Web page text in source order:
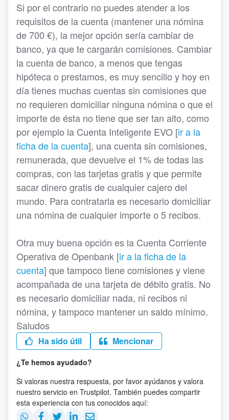
Si por el contrario no puedes atender a los
requisitos de la cuenta (mantener una nómina
de 700 €), la mejor opción sería cambiar de
banco, ya que te cargarán comisiones. Cambiar
la cuenta de banco, a menos que tengas
hipóteca o prestamos, es muy sencillo y hoy en
día tienes muchas cuentas sin comisiones que
no requieren domiciliar ninguna nómina o que el
importe de ésta no tiene que ser tan alto, como
por ejemplo la Cuenta Inteligente EVO [ir a la
ficha de la cuenta], una cuenta sin comisiones,
remunerada, que devuelve el 1% de todas las
compras, con las tarjetas gratis y que permite
sacar dinero gratis de cualquier cajero del
mundo. Para contratarla es necesario domiciliar
una nómina de cualquier importe o 5 recibos.
Otra muy buena opción es la Cuenta Corriente
Operativa de Openbank [ir a la ficha de la
cuenta] que tampoco tiene comisiones y viene
acompañada de una tarjeta de débito gratis. No
es necesario domiciliar nada, ni recibos ni
nómina, y tampoco mantener un saldo mínimo.
Saludos
Ha sido útil Mencionar
¿Te hemos ayudado?
Si valoras nuestra respuesta, por favor ayúdanos y valora
nuestro servicio en Trustpilot. También puedes compartir
esta experiencia con tus conocidos aquí: